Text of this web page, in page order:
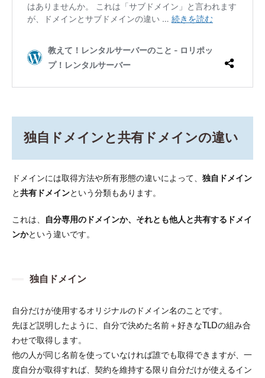
独自ドメインと共有ドメインの違い
ドメインには取得方法や所有形態の違いによって、 独自ドメイン
と 共有ドメインという分類もあります。
これは、
自分専用のドメインか、それとも他人と共有するドメイ
ンかという違いです。
独自ドメイン
自分だけが使用するオリジナルのドメイン名のことです。
先ほど説明したように、自分で決めた名前＋好きなTLDの組み合
わせで取得します。
他の人が同じ名前を使っていなければ誰でも取得できますが、一
度自分が取得すれば、契約を維持する限り自分だけが使えるイン